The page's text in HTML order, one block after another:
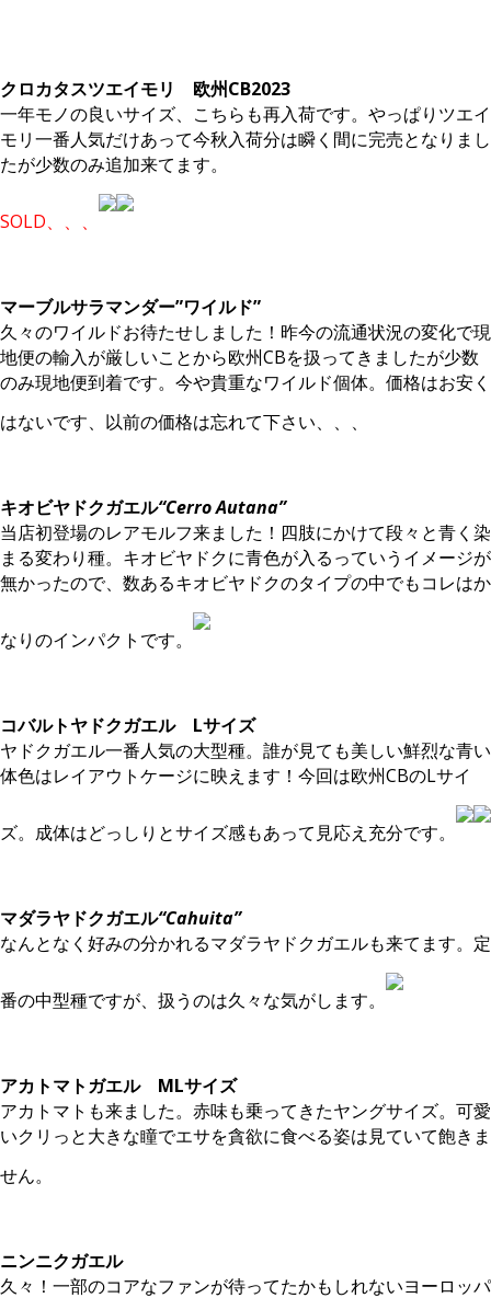
クロカタスツエイモリ 欧州CB2023
一年モノの良いサイズ、こちらも再入荷です。やっぱりツエイ
モリ一番人気だけあって今秋入荷分は瞬く間に完売となりまし
たが少数のみ追加来てます。
SOLD、、、
マーブルサラマンダー”ワイルド”
久々のワイルドお待たせしました！昨今の流通状況の変化で現
地便の輸入が厳しいことから欧州CBを扱ってきましたが少数
のみ現地便到着です。今や貴重なワイルド個体。価格はお安く
はないです、以前の価格は忘れて下さい、、、
キオビヤドクガエル“Cerro Autana”
当店初登場のレアモルフ来ました！四肢にかけて段々と青く染
まる変わり種。キオビヤドクに青色が入るっていうイメージが
無かったので、数あるキオビヤドクのタイプの中でもコレはか
なりのインパクトです。
コバルトヤドクガエル Lサイズ
ヤドクガエル一番人気の大型種。誰が見ても美しい鮮烈な青い
体色はレイアウトケージに映えます！今回は欧州CBのLサイ
ズ。成体はどっしりとサイズ感もあって見応え充分です。
マダラヤドクガエル“Cahuita”
なんとなく好みの分かれるマダラヤドクガエルも来てます。定
番の中型種ですが、扱うのは久々な気がします。
アカトマトガエル MLサイズ
アカトマトも来ました。赤味も乗ってきたヤングサイズ。可愛
いクリっと大きな瞳でエサを貪欲に食べる姿は見ていて飽きま
せん。
ニンニクガエル
久々！一部のコアなファンが待ってたかもしれないヨーロッパ